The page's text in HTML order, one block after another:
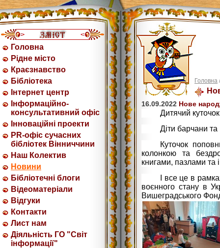
Головна
Рідне місто
Краєзнавство
Бібліотека
Інтернет центр
Інформаційно-
консультативний офіс
Інноваційні проекти
PR-офіс сучасних
бібліотек Вінниччини
Наш Колектив
Новини
Бібліотечні блоги
Відеоматеріали
Відгуки
Контакти
Лист нам
Діяльність ГО "Світ
інформації"
Головна
16.09.2022 Нове
Дитячий
Діти барчани та
Куточок
колонкою та
книгами, пазлами та
І все це в
воєнного стану в
Вишеградського